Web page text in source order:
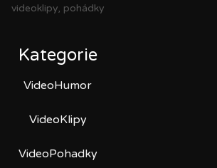
videoklipy, pohádky
Kategorie
VideoHumor
VideoKlipy
VideoPohadky